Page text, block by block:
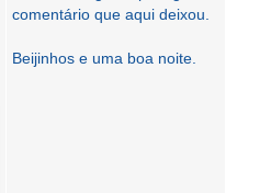
comentário que aqui deixou.
Beijinhos e uma boa noite.